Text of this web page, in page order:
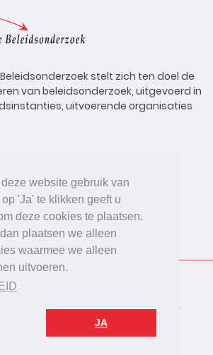
website gebruik van
'Ja' te klikken geeft u
deze cookies te plaatsen.
plaatsen we alleen
waarmee we alleen
uitvoeren.
JA
stelt zich ten doel de
van beleidsonderzoek, uitgevoerd in
uitvoerende organisaties
Agenda
Vacatures
Online
voor Beleidsonderzoek
Disclaimer